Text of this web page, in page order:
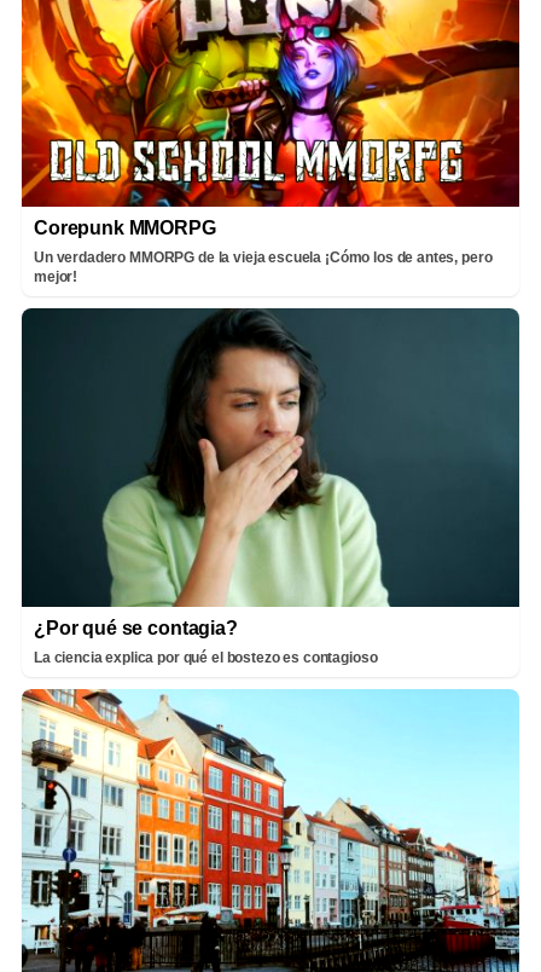
Corepunk MMORPG
Un verdadero MMORPG de la vieja escuela ¡Cómo los de antes, pero
mejor!
¿Por qué se contagia?
La ciencia explica por qué el bostezo es contagioso